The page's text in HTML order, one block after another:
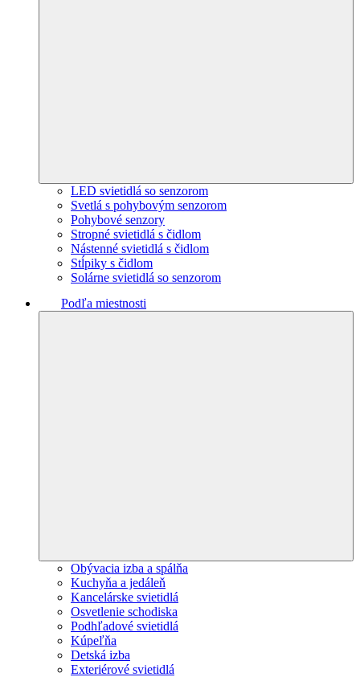
LED svietidlá so senzorom
Svetlá s pohybovým senzorom
Pohybové senzory
Stropné svietidlá s čidlom
Nástenné svietidlá s čidlom
Stĺpiky s čidlom
Solárne svietidlá so senzorom
Podľa miestnosti
Obývacia izba a spálňa
Kuchyňa a jedáleň
Kancelárske svietidlá
Osvetlenie schodiska
Podhľadové svietidlá
Kúpeľňa
Detská izba
Exteriérové svietidlá